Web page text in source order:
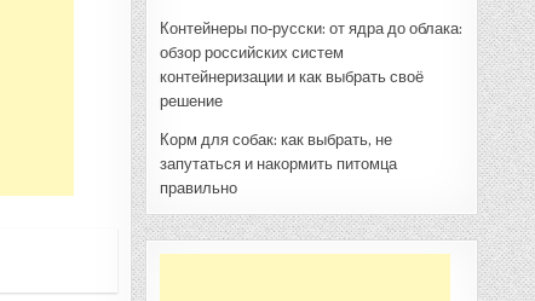
Контейнеры по‑русски: от ядра до облака:
обзор российских систем
контейнеризации и как выбрать своё
решение
Корм для собак: как выбрать, не
запутаться и накормить питомца
правильно